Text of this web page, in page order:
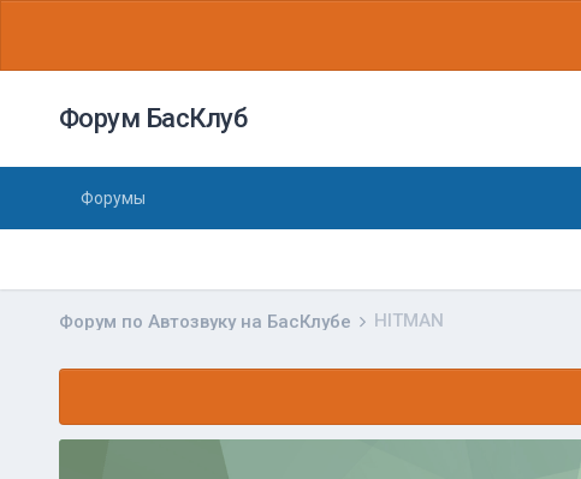
Форум БасКлуб
Форумы
Форум по Автозвуку на БасКлубе HITMAN